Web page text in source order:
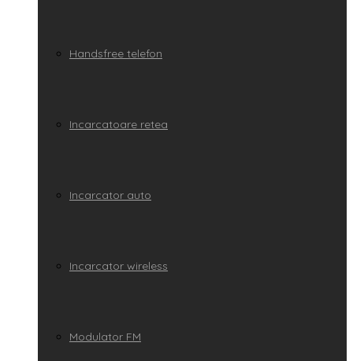
Handsfree telefon
Incarcatoare retea
Incarcator auto
Incarcator wireless
Modulator FM